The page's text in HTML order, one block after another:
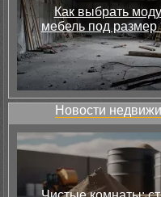
Как выбрать
мебель под размер
Новости